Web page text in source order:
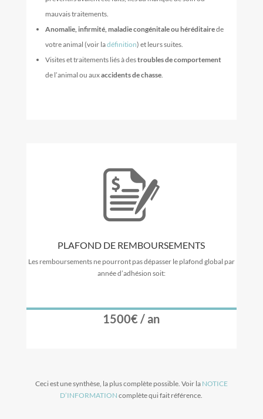
mauvais traitements.
Anomalie, infirmité, maladie congénitale ou héréditairede
votre animal (voir ladéfinition) et leurs suites.
Visites et traitements liés à destroubles de comportement
de l’animal ou auxaccidents de chasse.
PLAFOND DE REMBOURSEMENTS
Les remboursements ne pourront pas dépasser le plafond global par
année d’adhésion soit:
1500€ / an
Ceci est une synthèse, la plus complète possible. Voir la NOTICE
D’INFORMATION complète qui fait référence.